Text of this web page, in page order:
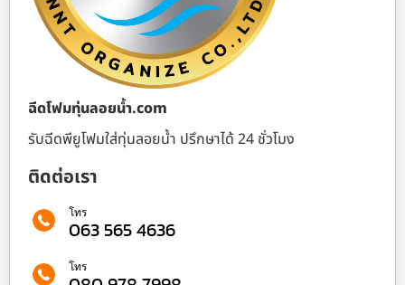
ฉีดโฟมทุ่นลอยน้ำ.com
รับฉีดพียูโฟมใส่ทุ่นลอยน้ำ ปรึกษาได้ 24 ชั่วโมง
ติดต่อเรา
โทร
063 565 4636
โทร